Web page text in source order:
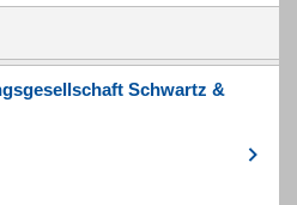
Schwartz &